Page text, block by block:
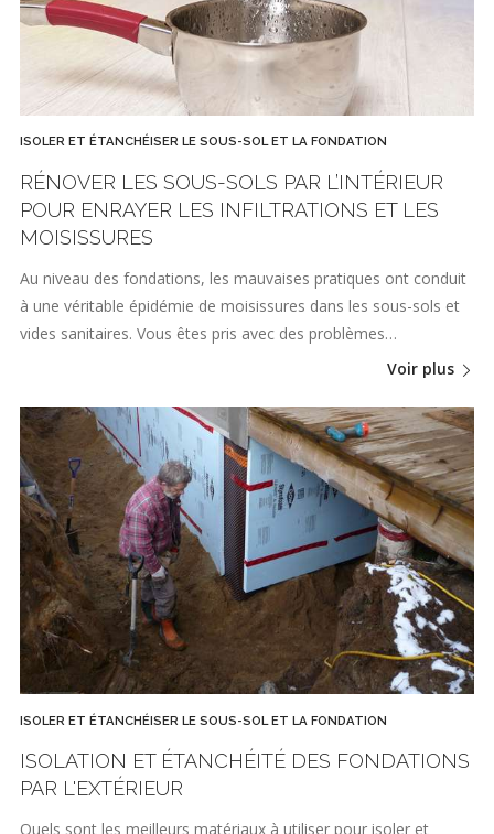
ISOLER ET ÉTANCHÉISER LE SOUS-SOL ET LA FONDATION
RÉNOVER LES SOUS-SOLS PAR L’INTÉRIEUR
POUR ENRAYER LES INFILTRATIONS ET LES
MOISISSURES
Au niveau des fondations, les mauvaises pratiques ont conduit
à une véritable épidémie de moisissures dans les sous-sols et
vides sanitaires. Vous êtes pris avec des problèmes…
Voir plus
ISOLER ET ÉTANCHÉISER LE SOUS-SOL ET LA FONDATION
ISOLATION ET ÉTANCHÉITÉ DES FONDATIONS
PAR L'EXTÉRIEUR
Quels sont les meilleurs matériaux à utiliser pour isoler et